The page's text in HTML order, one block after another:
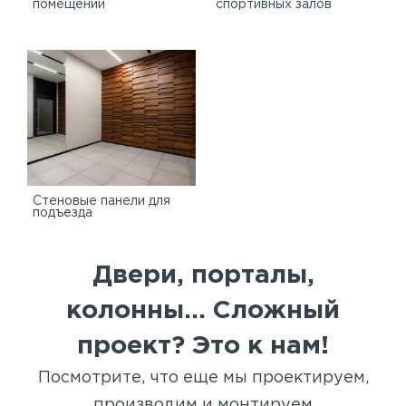
помещений спортивных залов
Стеновые панели для
подъезда
Двери, порталы,
колонны... Сложный
проект? Это к нам!
Посмотрите, что еще мы проектируем,